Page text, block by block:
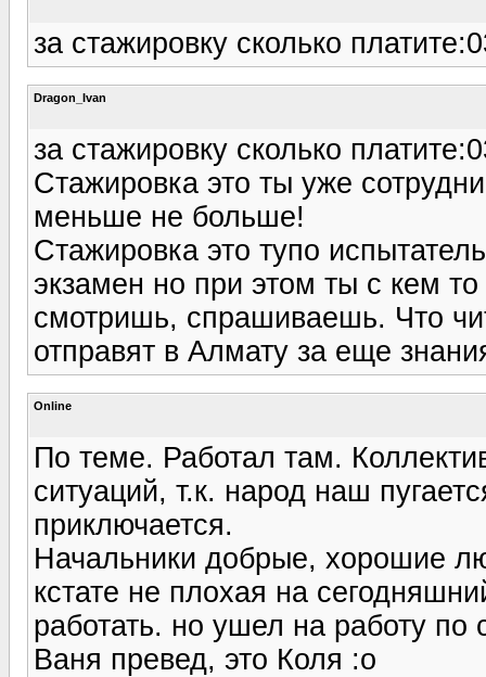
за стажировку сколько
Dragon_Ivan
за стажировку сколько
Стажировка это ты уже
меньше не больше!
Стажировка это тупо
экзамен но при этом ты с кем
смотришь, спрашиваешь. Что
отправят в Алмату за еще
Online
По теме. Работал там.
ситуаций, т.к. народ наш
приключается.
Начальники добрые, хорошие
кстате не плохая на
работать. но ушел на работу по
Ваня превед, это Коля :o